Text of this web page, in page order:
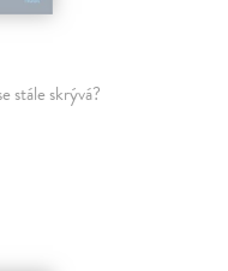
stále skrývá?